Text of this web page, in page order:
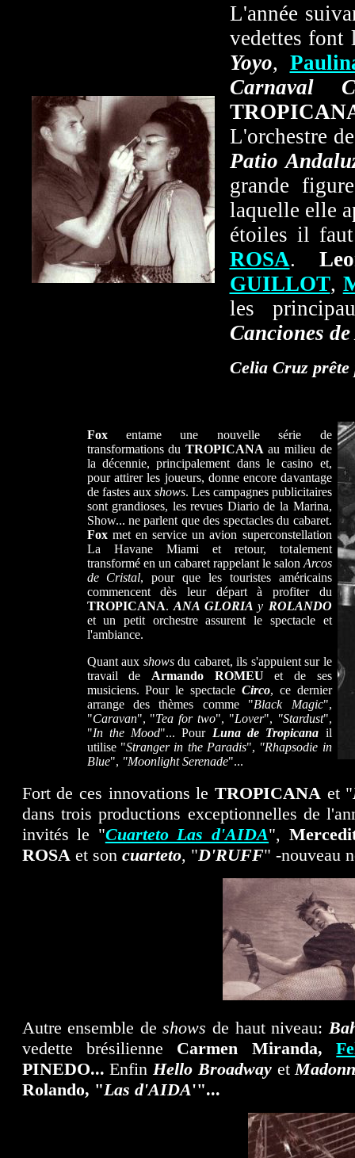
L'année
vedettes
Yoyo,
Carnaval
L'orchestre
Patio
grande
laquelle elle
étoiles il
ROSA.
GUILLOT,
les
Canciones de
Celia Cruz
Foxentame une nouvelle série de
transformations du TROPICANA au milieu de
la décennie, principalement dans le casino et,
pour attirer les joueurs, donne encore davantage
de fastes aux shows. Les campagnes publicitaires
sont grandioses, les revues Diario de la Marina,
Show... ne parlent que des spectacles du cabaret.
Foxmet en service un avion superconstellation
La Havane Miami et retour, totalement
transformé en un cabaret rappelant le salon Arcos
de Cristal, pour que les touristes américains
commencent dès leur départ à profiter du
TROPICANA. ANA GLORIAy ROLANDO
et un petit orchestre assurent le spectacle et
l'ambiance.
Quant aux showsdu cabaret, ils s'appuient sur le
travail de Armando ROMEU et de ses
musiciens. Pour le spectacle Circo, ce dernier
arrange des thèmes comme "Black Magic",
"Caravan", "Tea for two", "Lover", "Stardust",
"In the Mood"... Pour Luna de Tropicana il
utilise "Stranger in the Paradis", "Rhapsodie in
Blue", "Moonlight Serenade"...
Fort de ces innovations le TROPICANAet "
dans trois productions exceptionnelles de
invités le "Cuarteto Las d'AIDA",
ROSAet son cuarteto, "D'RUFF" -nouveau
Autre ensemble deshows de haut niveau:
vedette brésilienne Carmen Miranda,
PINEDO...Enfin Hello Broadway et
Rolando, "Las d'AIDA'"...